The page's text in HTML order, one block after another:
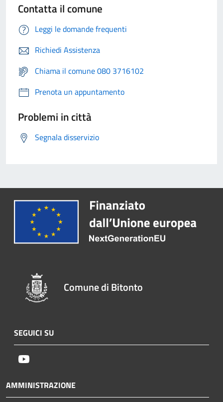
Contatta il comune
Leggi le domande frequenti
Richiedi Assistenza
Chiama il comune 080 3716102
Prenota un appuntamento
Problemi in città
Segnala disservizio
Comune di Bitonto
SEGUICI SU
AMMINISTRAZIONE